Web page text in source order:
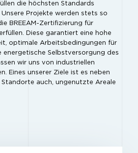
die höchsten Standards
Projekte werden stets so
BREEAM-Zertifizierung für
Diese garantiert eine hohe
optimale Arbeitsbedingungen für
energetische Selbstversorgung des
wir uns von industriellen
Eines unserer Ziele ist es neben
auch, ungenutzte Areale